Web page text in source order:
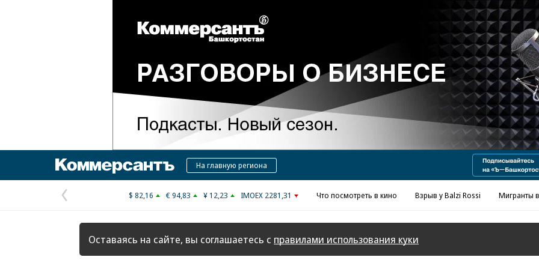
Реклама в «Ъ» www.kommersant.ru/ad
КоммерсантъНа главную региона
Предыдущая
страница
$ 82,16 € 94,83 ¥ 12,23 IMOEX 2281,31 Что посмотреть в кино Взрыв у Balzi Rossi Мигранты
Оставаясь на сайте, вы соглашаетесь с правилами использования куки